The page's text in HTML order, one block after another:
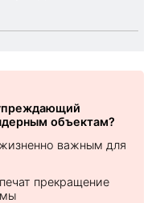
объектам?
важным для
прекращение